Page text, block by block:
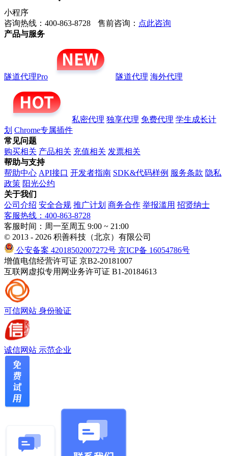
小程序
咨询热线：400-863-8728
售前咨询： 点此咨询
产品与服务
隧道代理Pro 隧道代理 海外代理
私密代理 独享代理 免费代理 学生成长计
划 Chrome专属插件
常见问题
购买相关 产品相关 充值相关 发票相关
帮助与支持
帮助中心 API接口 开发者指南 SDK&代码样例 服务条款 隐私
政策 阳光公约
关于我们
公司介绍 安全合规 推广计划 商务合作 举报滥用 招贤纳士
客服热线：400-863-8728
客服时间：周一至周五 9:00 ~ 21:00
© 2013 - 2026 积善科技（北京）有限公司
公安备案 42018502007272号 京ICP备 16054786号
增值电信经营许可证 京B2-20181007
互联网虚拟专用网业务许可证 B1-20184613
可信网站 身份验证
诚信网站 示范企业